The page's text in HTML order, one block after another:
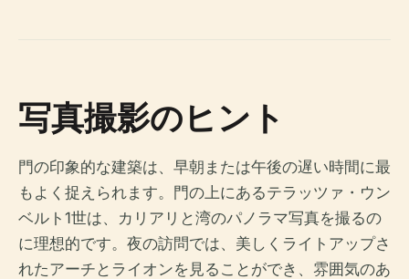
写真撮影のヒント
門の印象的な建築は、早朝または午後の遅い時間に最
もよく捉えられます。門の上にあるテラッツァ・ウン
ベルト1世は、カリアリと湾のパノラマ写真を撮るの
に理想的です。夜の訪問では、美しくライトアップさ
れたアーチとライオンを見ることができ、雰囲気のあ